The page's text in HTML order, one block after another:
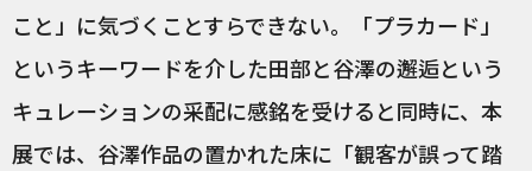
こと」に気づくことすらできない。「プラカード」
というキーワードを介した田部と谷澤の邂逅という
キュレーションの采配に感銘を受けると同時に、本
展では、谷澤作品の置かれた床に「観客が誤って踏